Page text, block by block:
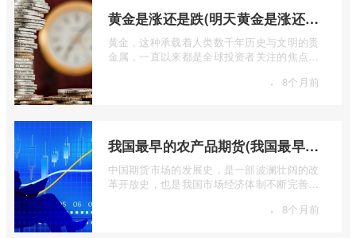
黄金是涨还是跌(明天黄金是涨还是跌)
黄金，这种承载着人类数千年历史与文明的贵
金属，一直以来都是全球投资者关注的焦点。
· 8个月前
我国最早的农产品期货(我国最早的农产品期货交易合约的品种是)
中国期货市场的发展史，是一部波澜壮阔的改
革开放史，也是我国市场经济体制不断完善的
· 8个月前